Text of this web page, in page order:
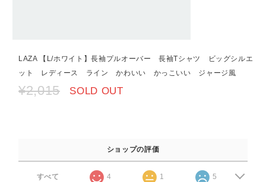
LAZA 【L/ホワイト】長袖プルオーバー 長袖Tシャツ ビッグシルエ
ット レディース ライン かわいい かっこいい ジャージ風
¥2,015 SOLD OUT
ショップの評価
すべて 4 1 5